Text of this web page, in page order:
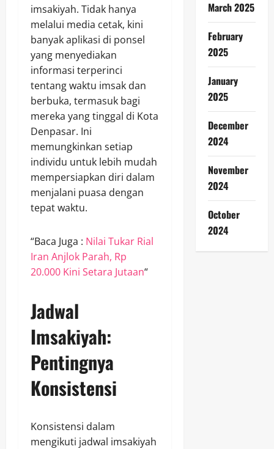
imsakiyah. Tidak hanya
melalui media cetak, kini
banyak aplikasi di ponsel
yang menyediakan
informasi terperinci
tentang waktu imsak dan
berbuka, termasuk bagi
mereka yang tinggal di Kota
Denpasar. Ini
memungkinkan setiap
individu untuk lebih mudah
mempersiapkan diri dalam
menjalani puasa dengan
tepat waktu.
“Baca Juga : Nilai Tukar Rial
Iran Anjlok Parah, Rp
20.000 Kini Setara Jutaan“
Jadwal
Imsakiyah:
Pentingnya
Konsistensi
Konsistensi dalam
mengikuti jadwal imsakiyah
March 2025
February
2025
January
2025
December
2024
November
2024
October
2024